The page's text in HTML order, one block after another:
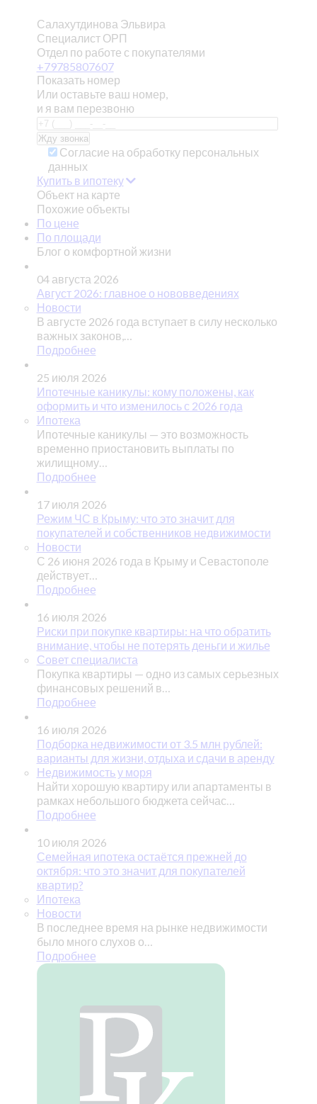
Салахутдинова Эльвира
Специалист ОРП
Отдел по работе с покупателями
+79785807607
Показать номер
Или оставьте ваш номер,
и я вам перезвоню
Согласие на обработку персональных
данных
Купить в ипотеку
Объект на карте
Похожие объекты
По цене
По площади
Блог о комфортной жизни
04 августа 2026
Август 2026: главное о нововведениях
Новости
В августе 2026 года вступает в силу несколько
важных законов,…
Подробнее
25 июля 2026
Ипотечные каникулы: кому положены, как
оформить и что изменилось с 2026 года
Ипотека
Ипотечные каникулы — это возможность
временно приостановить выплаты по
жилищному…
Подробнее
17 июля 2026
Режим ЧС в Крыму: что это значит для
покупателей и собственников недвижимости
Новости
С 26 июня 2026 года в Крыму и Севастополе
действует…
Подробнее
16 июля 2026
Риски при покупке квартиры: на что обратить
внимание, чтобы не потерять деньги и жилье
Совет специалиста
Покупка квартиры — одно из самых серьезных
финансовых решений в…
Подробнее
16 июля 2026
Подборка недвижимости от 3.5 млн рублей:
варианты для жизни, отдыха и сдачи в аренду
Недвижимость у моря
Найти хорошую квартиру или апартаменты в
рамках небольшого бюджета сейчас…
Подробнее
10 июля 2026
Семейная ипотека остаётся прежней до
октября: что это значит для покупателей
квартир?
Ипотека
Новости
В последнее время на рынке недвижимости
было много слухов о…
Подробнее